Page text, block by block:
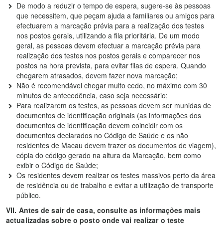
De modo a reduzir o tempo de espera, sugere-se às pessoas
que necessitem, que peçam ajuda a familiares ou amigos para
efectuarem a marcação prévia para a realização dos testes
nos postos gerais, utilizando a fila prioritária. De um modo
geral, as pessoas devem efectuar a marcação prévia para
realização dos testes nos postos gerais e comparecer nos
postos na hora prevista, para evitar filas de espera. Quando
chegarem atrasados, devem fazer nova marcação;
Não é recomendável chegar muito cedo, no máximo com 30
minutos de antecedência, caso seja necessário;
Para realizarem os testes, as pessoas devem ser munidas de
documentos de identificação originais (as informações dos
documentos de identificação devem coincidir com os
documentos declarados no Código de Saúde e os não
residentes de Macau devem trazer os documentos de viagem),
cópia do código gerado na altura da Marcação, bem como
exibir o Código de Saúde;
Os residentes devem realizar os testes massivos perto da área
de residência ou de trabalho e evitar a utilização de transporte
público.
VII. Antes de sair de casa, consulte as informações mais
actualizadas sobre o posto onde vai realizar o teste